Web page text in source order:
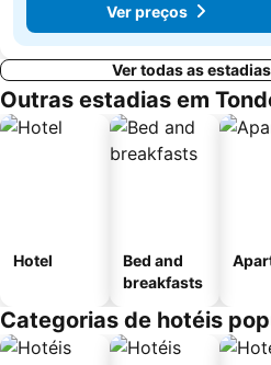
Ver preços
Ver todas as
Outras estadias em
Hotel
Bed and
breakfasts
Categorias de hotéis